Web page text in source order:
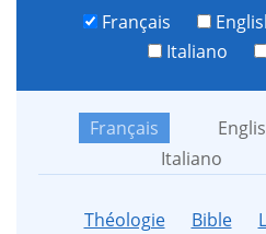
Français
Italiano
Français
Italiano
Théologie Bible